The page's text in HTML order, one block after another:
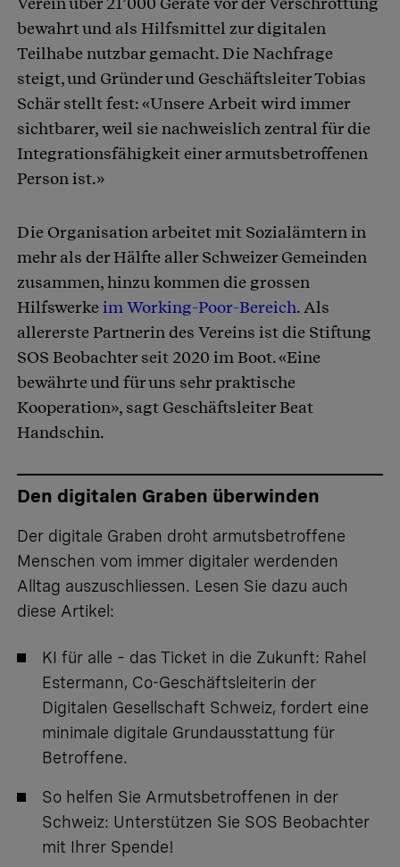
bewahrt und als Hilfsmittel zur digitalen
Teilhabe nutzbar gemacht. Die Nachfrage
steigt, und Gründer und Geschäftsleiter Tobias
Schär stellt fest: «Unsere Arbeit wird immer
sichtbarer, weil sie nachweislich zentral für die
Integrationsfähigkeit einer armutsbetroffenen
Person ist.»
Die Organisation arbeitet mit Sozialämtern in
mehr als der Hälfte aller Schweizer Gemeinden
zusammen, hinzu kommen die grossen
Hilfswerkeim Working-Poor-Bereich. Als
allererste Partnerin des Vereins ist die Stiftung
SOS Beobachter seit 2020 im Boot. «Eine
bewährte und für uns sehr praktische
Kooperation», sagt Geschäftsleiter Beat
Handschin.
Den digitalen Graben überwinden
Der digitale Graben droht armutsbetroffene
Menschen vom immer digitaler werdenden
Alltag auszuschliessen. Lesen Sie dazu auch
diese Artikel:
KI für alle – das Ticket in die Zukunft: Rahel
Estermann, Co-Geschäftsleiterin der
Digitalen Gesellschaft Schweiz, fordert eine
minimale digitale Grundausstattung für
Betroffene.
So helfen Sie Armutsbetroffenen in der
Schweiz: Unterstützen Sie SOS Beobachter
mit Ihrer Spende!